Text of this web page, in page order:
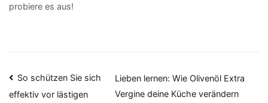
probiere es aus!
Beitragsnavigation
So schützen Sie sich
effektiv vor lästigen
Lieben lernen: Wie Olivenöl Extra
Vergine deine Küche verändern